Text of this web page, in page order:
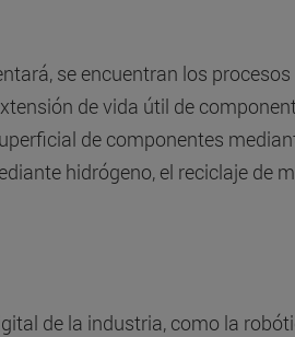
se encuentran los procesos
de vida útil de
de componentes
hidrógeno, el reciclaje de
de la industria, como la